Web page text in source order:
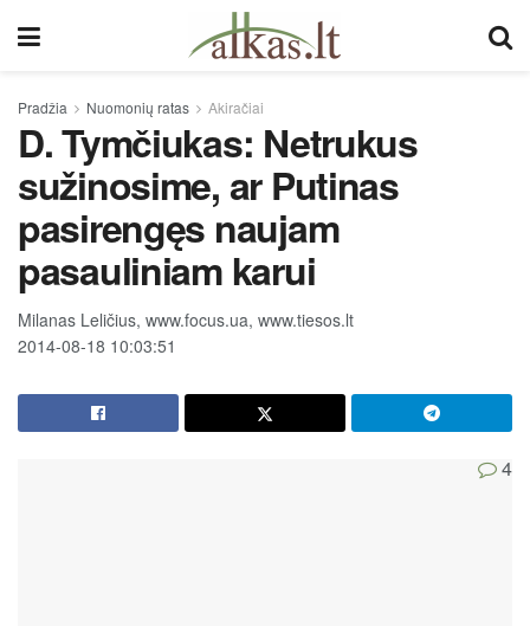
Pradžia Nuomonių ratas Akiračiai
D. Tymčiukas: Netrukus
sužinosime, ar Putinas
pasirengęs naujam
pasauliniam karui
Milanas Leličius, www.focus.ua, www.tiesos.lt
2014-08-18 10:03:51
4